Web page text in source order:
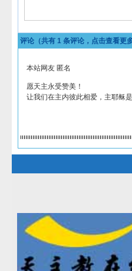
评论（共有 1 条评论，点击查看更多
本站网友 匿名
愿天主永受赞美！
让我们在主内彼此相爱，主耶稣